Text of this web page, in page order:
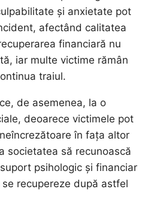
și anxietate pot
afectând calitatea
financiară nu
iar multe victime rămân
traiul.
de asemenea, la o
deoarece victimele pot
în fața altor
societatea să recunoască
psihologic și financiar
recupereze după astfel